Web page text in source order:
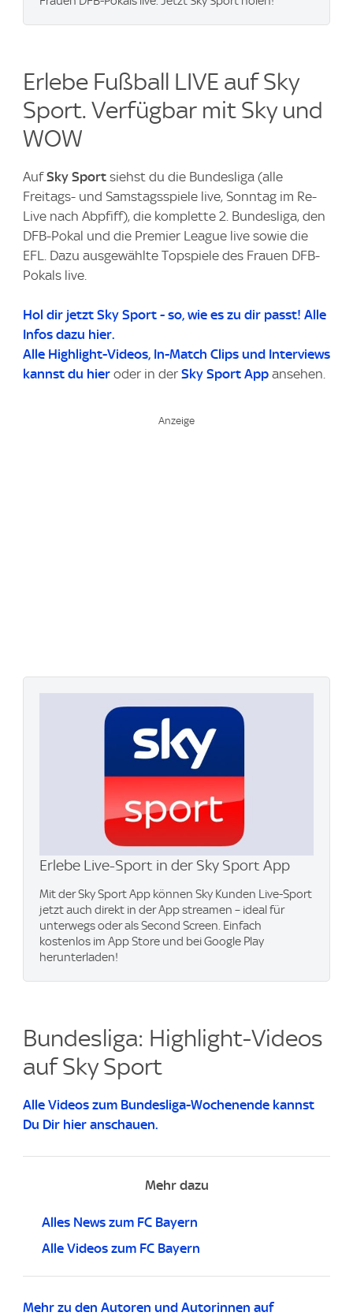
Erlebe Fußball LIVE auf Sky
Sport. Verfügbar mit Sky und
WOW
AufSky Sport siehst du die Bundesliga (alle
Freitags- und Samstagsspiele live, Sonntag im Re-
Live nach Abpfiff), die komplette 2. Bundesliga, den
DFB-Pokal und die Premier League live sowie die
EFL. Dazu ausgewählte Topspiele des Frauen DFB-
Pokals live.
Hol dir jetzt Sky Sport - so, wie es zu dir passt! Alle
Infos dazu hier.
Alle Highlight-Videos, In-Match Clips und Interviews
kannst du hier oder in der Sky Sport App ansehen.
Erlebe Live-Sport in der Sky Sport App
Mit der Sky Sport App können Sky Kunden Live-Sport
jetzt auch direkt in der App streamen – ideal für
unterwegs oder als Second Screen. Einfach
kostenlos im App Store und bei Google Play
herunterladen!
Bundesliga: Highlight-Videos
auf Sky Sport
Alle Videos zum Bundesliga-Wochenende kannst
Du Dir hier anschauen.
Mehr dazu
Alles News zum FC Bayern
Alle Videos zum FC Bayern
Mehr zu den Autoren und Autorinnen auf